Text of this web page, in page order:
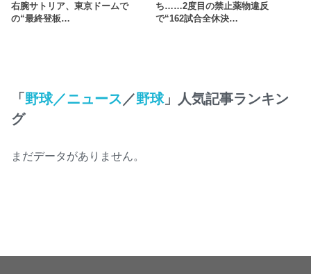
右腕サトリア、東京ドームで
の“最終登板…
ち……2度目の禁止薬物違反
で“162試合全休決…
「 野球／ニュース ／野球」人気記事ランキン
グ
まだデータがありません。